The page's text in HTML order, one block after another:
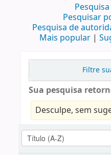
Pesquisar
Pesquisa de
Mais popular
Filtre
Sua pesquisa
Desculpe, sem